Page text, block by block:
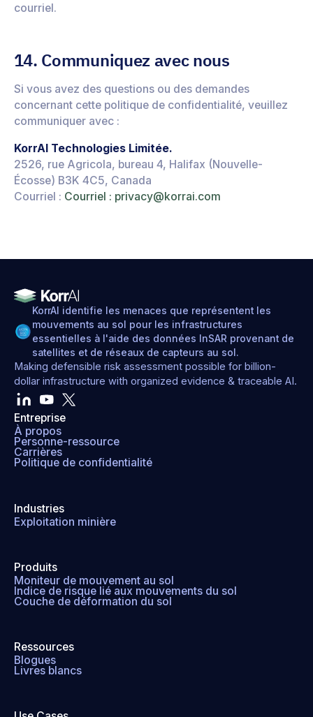
courriel.
14. Communiquez avec nous
Si vous avez des questions ou des demandes
concernant cette politique de confidentialité, veuillez
communiquer avec :
KorrAI Technologies Limitée.
2526, rue Agricola, bureau 4, Halifax (Nouvelle-
Écosse) B3K 4C5, Canada
Courriel : Courriel : privacy@korrai.com
KorrAI identifie les menaces que représentent les
mouvements au sol pour les infrastructures
essentielles à l'aide des données InSAR provenant de
satellites et de réseaux de capteurs au sol.
Making defensible risk assessment possible for billion-
dollar infrastructure with organized evidence & traceable AI.
Entreprise
À propos
Personne-ressource
Carrières
Politique de confidentialité
Industries
Exploitation minière
Produits
Moniteur de mouvement au sol
Indice de risque lié aux mouvements du sol
Couche de déformation du sol
Ressources
Blogues
Livres blancs